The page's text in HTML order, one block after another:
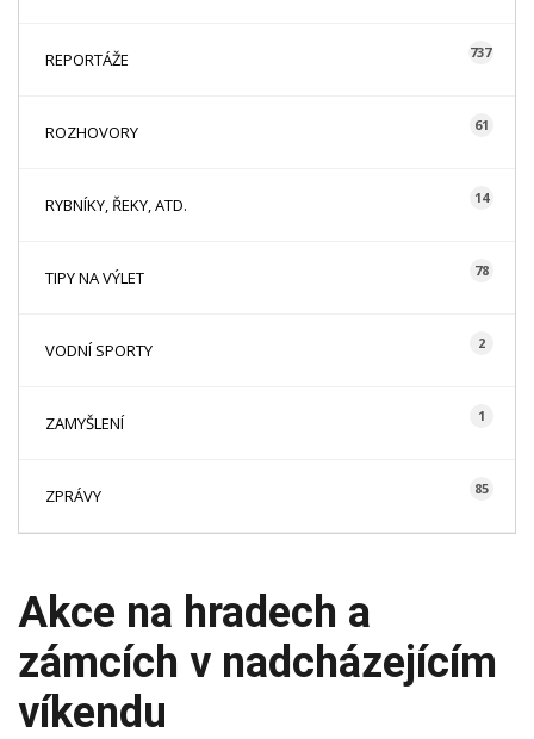
REPORTÁŽE 737
ROZHOVORY 61
RYBNÍKY, ŘEKY, ATD. 14
TIPY NA VÝLET 78
VODNÍ SPORTY 2
ZAMYŠLENÍ 1
ZPRÁVY 85
Akce na hradech a
zámcích v nadcházejícím
víkendu